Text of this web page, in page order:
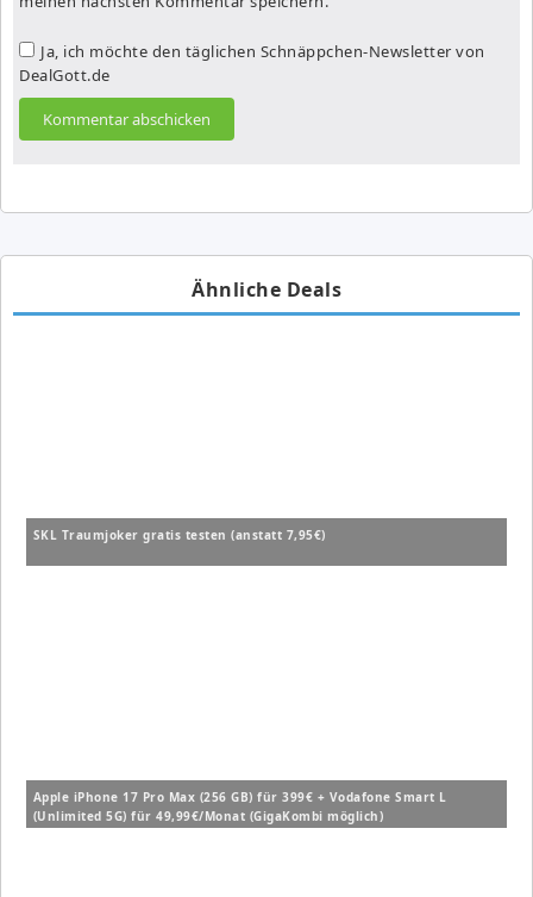
Ja, ich möchte den täglichen Schnäppchen-Newsletter von
DealGott.de
Ähnliche Deals
SKL Traumjoker gratis testen (anstatt 7,95€)
Apple iPhone 17 Pro Max (256 GB) für 399€ + Vodafone Smart L
(Unlimited 5G) für 49,99€/Monat (GigaKombi möglich)